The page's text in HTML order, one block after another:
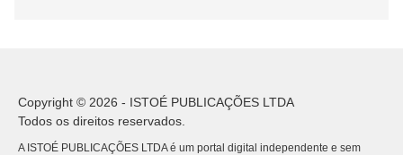
Copyright © 2026 - ISTOÉ PUBLICAÇÕES LTDA
Todos os direitos reservados.
A ISTOÉ PUBLICAÇÕES LTDA é um portal digital independente e sem